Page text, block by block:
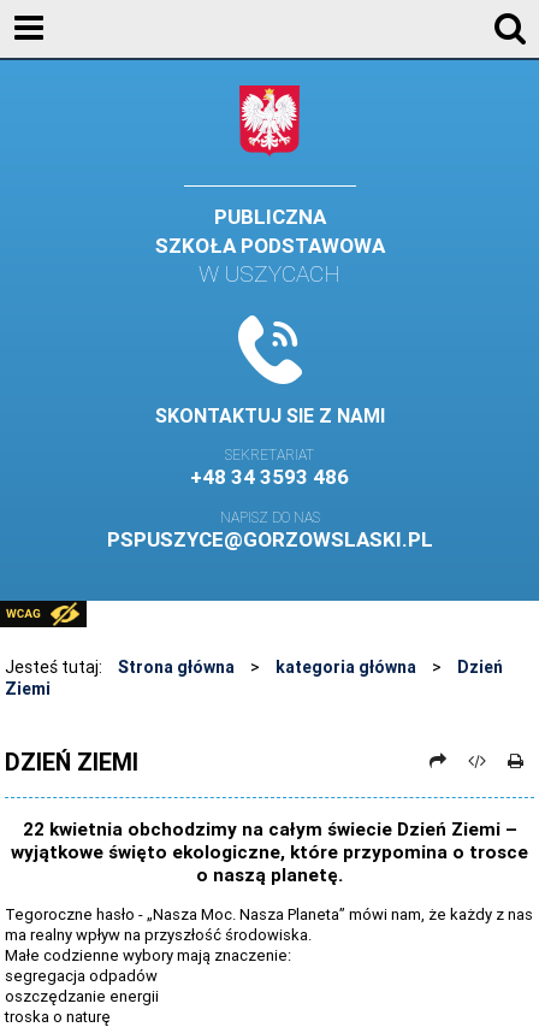
PUBLICZNA
SZKOŁA PODSTAWOWA
W USZYCACH
SKONTAKTUJ SIE Z NAMI
SEKRETARIAT
+48 34 3593 486
NAPISZ DO NAS
PSPUSZYCE@GORZOWSLASKI.PL
STANDARDY OCHRONY MAŁOLETNICH
PRZECIWDZIAŁANIE PRZEMOCY RÓWIEŚNICZEJ
LABORATORIUM PRZYSZŁOŚCI
KONKURSY
ZAWODY SPORTOWE
DANE OSOBOWE
Jesteś tutaj: Strona główna > kategoria główna >
Dzień
Ziemi
DZIEŃ ZIEMI
22 kwietnia obchodzimy na całym świecie Dzień Ziemi –
wyjątkowe święto ekologiczne, które przypomina o trosce
o naszą planetę.
Tegoroczne hasło - „Nasza Moc. Nasza Planeta” mówi nam, że każdy z nas
ma realny wpływ na przyszłość środowiska.
Małe codzienne wybory mają znaczenie:
segregacja odpadów
oszczędzanie energii
troska o naturę